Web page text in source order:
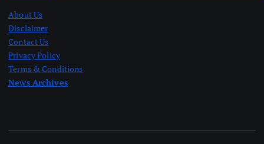
About Us
Disclaimer
Contact Us
Privacy Policy
Terms & Conditions
News Archives